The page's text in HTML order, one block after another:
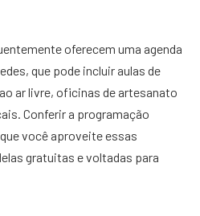
oferecem uma agenda
que pode incluir aulas de
ar livre, oficinas de artesanato
Conferir a programação
você aproveite essas
gratuitas e voltadas para